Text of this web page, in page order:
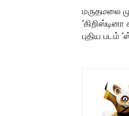
மருதமலை
புதிய படம்